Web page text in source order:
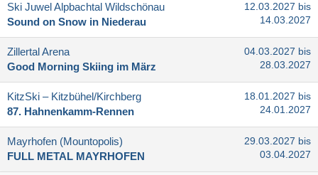
Ski Juwel Alpbachtal Wildschönau
Sound on Snow in Niederau
12.03.2027 bis
14.03.2027
Zillertal Arena
Good Morning Skiing im März
04.03.2027 bis
28.03.2027
KitzSki – Kitzbühel/​Kirchberg
87. Hahnenkamm-Rennen
18.01.2027 bis
24.01.2027
Mayrhofen (Mountopolis)
FULL METAL MAYRHOFEN
29.03.2027 bis
03.04.2027